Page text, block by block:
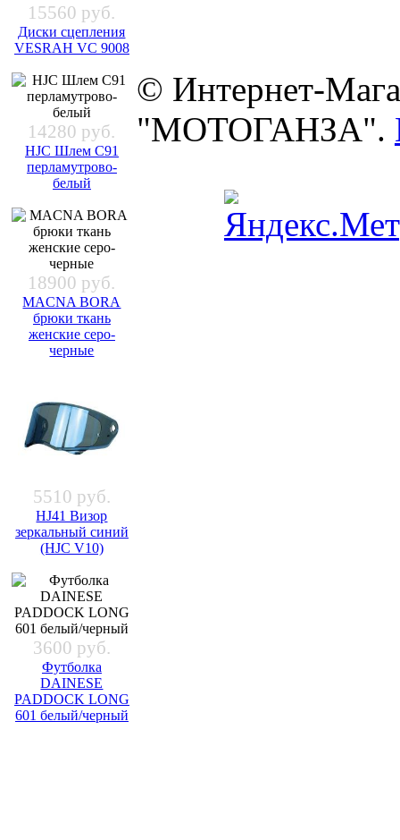
15560 руб.
Диски сцепления
VESRAH VC 9008
14280 руб.
HJC Шлем C91
перламутрово-
белый
18900 руб.
MACNA BORA
брюки ткань
женские серо-
черные
5510 руб.
HJ41 Визор
зеркальный синий
(HJC V10)
3600 руб.
Футболка
DAINESE
PADDOCK LONG
601 белый/черный
© Интернет-
"МОТОГАНЗА".